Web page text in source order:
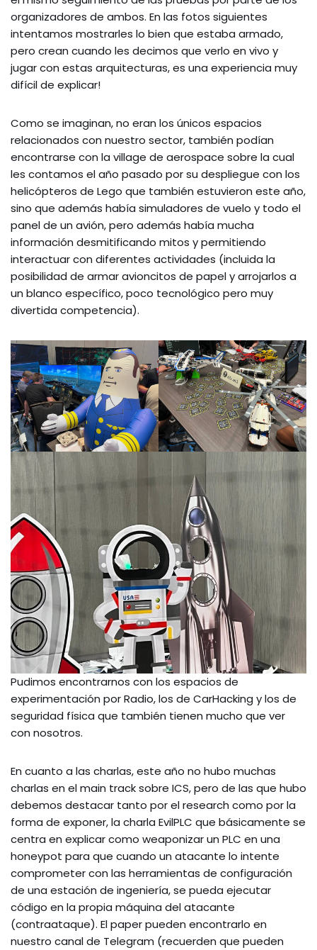
organizadores de ambos. En las fotos siguientes
intentamos mostrarles lo bien que estaba armado,
pero crean cuando les decimos que verlo en vivo y
jugar con estas arquitecturas, es una experiencia muy
difícil de explicar!
Como se imaginan, no eran los únicos espacios
relacionados con nuestro sector, también podían
encontrarse con la village de aerospace sobre la cual
les contamos el año pasado por su despliegue con los
helicópteros de Lego que también estuvieron este año,
sino que además había simuladores de vuelo y todo el
panel de un avión, pero además había mucha
información desmitificando mitos y permitiendo
interactuar con diferentes actividades (incluida la
posibilidad de armar avioncitos de papel y arrojarlos a
un blanco específico, poco tecnológico pero muy
divertida competencia).
Pudimos encontrarnos con los espacios de
experimentación por Radio, los de CarHacking y los de
seguridad física que también tienen mucho que ver
con nosotros.
En cuanto a las charlas, este año no hubo muchas
charlas en el main track sobre ICS, pero de las que hubo
debemos destacar tanto por el research como por la
forma de exponer, la charla EvilPLC que básicamente se
centra en explicar como weaponizar un PLC en una
honeypot para que cuando un atacante lo intente
comprometer con las herramientas de configuración
de una estación de ingeniería, se pueda ejecutar
código en la propia máquina del atacante
(contraataque). El paper pueden encontrarlo en
nuestro canal de Telegram (recuerden que pueden